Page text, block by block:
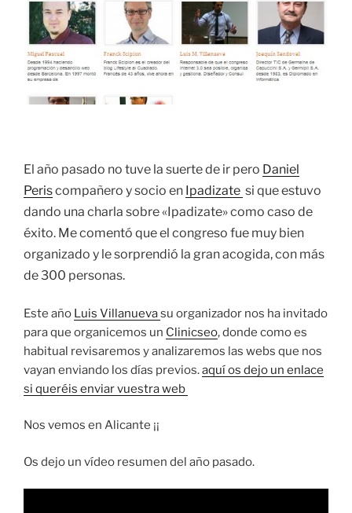
El año pasado no tuve la suerte de ir pero Daniel
Periscompañero y socio en Ipadizate si que estuvo
dando una charla sobre «Ipadizate» como caso de
éxito. Me comentó que el congreso fue muy bien
organizado y le sorprendió la gran acogida, con más
de 300 personas.
Este año Luis Villanuevasu organizador nos ha invitado
para que organicemos un Clinicseo, donde como es
habitual revisaremos y analizaremos las webs que nos
vayan enviando los días previos.aquí os dejo un enlace
si queréis enviar vuestra web
Nos vemos en Alicante ¡¡
Os dejo un vídeo resumen del año pasado.